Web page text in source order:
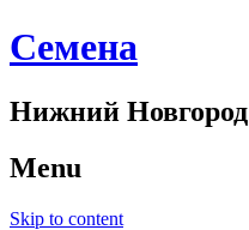
Cемена
Нижний Новгород
Menu
Skip to content